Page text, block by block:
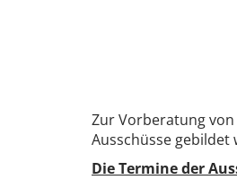
Zur Vorberatung
Ausschüsse
Die Termine der